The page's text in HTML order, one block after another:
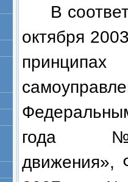
В
октября
года №
движения»,